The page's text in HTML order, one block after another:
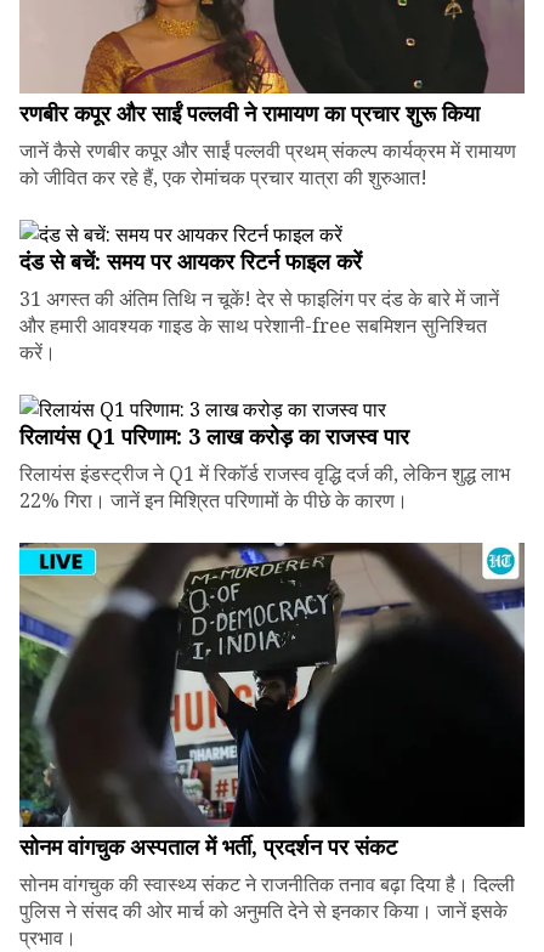
रणबीर कपूर और साईं पल्लवी ने रामायण का प्रचार शुरू किया
जानें कैसे रणबीर कपूर और साईं पल्लवी प्रथम् संकल्प कार्यक्रम में रामायण
को जीवित कर रहे हैं, एक रोमांचक प्रचार यात्रा की शुरुआत!
दंड से बचें: समय पर आयकर रिटर्न फाइल करें
31 अगस्त की अंतिम तिथि न चूकें! देर से फाइलिंग पर दंड के बारे में जानें
और हमारी आवश्यक गाइड के साथ परेशानी-free सबमिशन सुनिश्चित
करें।
रिलायंस Q1 परिणाम: ₹3 लाख करोड़ का राजस्व पार
रिलायंस इंडस्ट्रीज ने Q1 में रिकॉर्ड राजस्व वृद्धि दर्ज की, लेकिन शुद्ध लाभ
22% गिरा। जानें इन मिश्रित परिणामों के पीछे के कारण।
सोनम वांगचुक अस्पताल में भर्ती, प्रदर्शन पर संकट
सोनम वांगचुक की स्वास्थ्य संकट ने राजनीतिक तनाव बढ़ा दिया है। दिल्ली
पुलिस ने संसद की ओर मार्च को अनुमति देने से इनकार किया। जानें इसके
प्रभाव।